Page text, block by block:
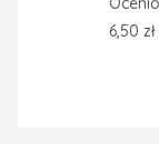
6,50 zł